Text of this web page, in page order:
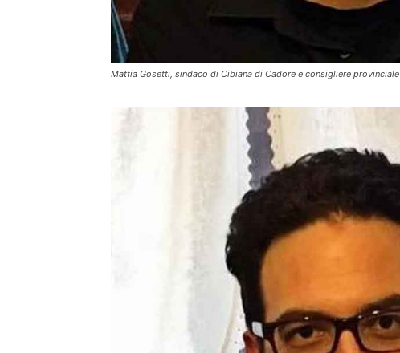
Mattia Gosetti, sindaco di Cibiana di Cadore e consigliere provinciale